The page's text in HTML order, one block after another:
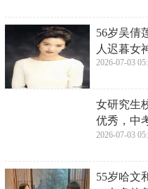
​56岁吴倩
人迟暮女
2026-07-03
女研究生
优秀，中
2026-07-03
​55岁哈文